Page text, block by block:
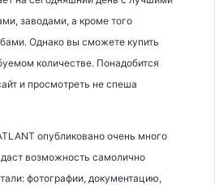
заводами, а кроме того
Однако вы сможете купить
количестве. Понадобится
и просмотреть не спеша
опубликовано очень много
возможность самолично
фотографии, документацию,